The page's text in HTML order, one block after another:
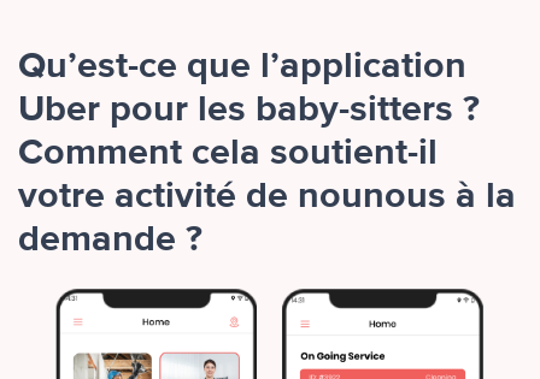
Qu’est-ce que l’application
Uber pour les baby-sitters ?
Comment cela soutient-il
votre activité de nounous à la
demande ?